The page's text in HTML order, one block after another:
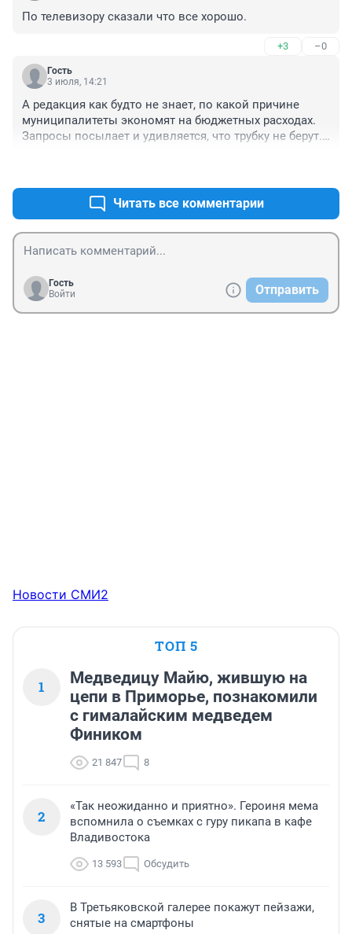
По телевизору сказали что все хорошо.
+3 –0
Гость
3 июля, 14:21
А редакция как будто не знает, по какой причине
муниципалитеты экономят на бюджетных расходах.
Запросы посылает и удивляется, что трубку не берут.
поддержку от федерацииЧитать все комментарии
Гость
Войти
Отправить
Новости СМИ2
ТОП 5
1
Медведицу Майю, жившую на
цепи в Приморье, познакомили
с гималайским медведем
Фиником
21 847 8
2
«Так неожиданно и приятно». Героиня мема
вспомнила о съемках с гуру пикапа в кафе
Владивостока
13 593 Обсудить
3
В Третьяковской галерее покажут пейзажи,
снятые на смартфоны